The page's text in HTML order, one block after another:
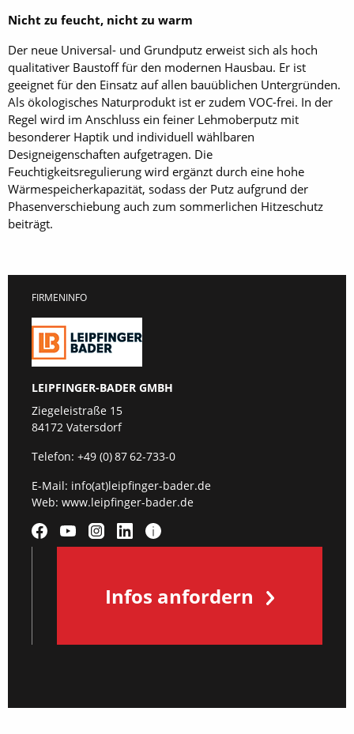
Nicht zu feucht, nicht zu warm
Der neue Universal- und Grundputz erweist sich als hoch
qualitativer Baustoff für den modernen Hausbau. Er ist
geeignet für den Einsatz auf allen bauüblichen Untergründen.
Als ökologisches Naturprodukt ist er zudem VOC-frei. In der
Regel wird im Anschluss ein feiner Lehmoberputz mit
besonderer Haptik und individuell wählbaren
Designeigenschaften aufgetragen. Die
Feuchtigkeitsregulierung wird ergänzt durch eine hohe
Wärmespeicherkapazität, sodass der Putz aufgrund der
Phasenverschiebung auch zum sommerlichen Hitzeschutz
beiträgt.
FIRMENINFO
LEIPFINGER-BADER GMBH
Ziegeleistraße 15
84172 Vatersdorf
Telefon: +49 (0) 87 62-733-0
E-Mail: info(at)leipfinger-bader.de
Web: www.leipfinger-bader.de
Infos anfordern